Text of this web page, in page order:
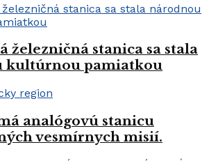
železničná stanica sa stala
kultúrnou pamiatkou
analógovú stanicu
vesmírnych misií.